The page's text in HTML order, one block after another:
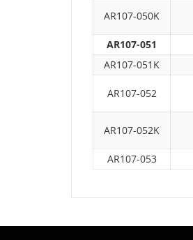
AR107-050K
AR107-051
AR107-051K
AR107-052
AR107-052K
AR107-053